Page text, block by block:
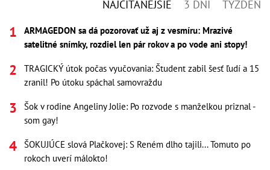
NAJČÍTANEJŠIE 3 DNI TÝŽDEŇ
ARMAGEDON sa dá pozorovať už aj z vesmíru: Mrazivé
satelitné snímky, rozdiel len pár rokov a po vode ani stopy!
TRAGICKÝ útok počas vyučovania: Študent zabil šesť ľudí a 15
zranil! Po útoku spáchal samovraždu
Šok v rodine Angeliny Jolie: Po rozvode s manželkou priznal -
som gay!
ŠOKUJÚCE slová Plačkovej: S Reném dlho tajili... Tomuto po
rokoch uverí málokto!